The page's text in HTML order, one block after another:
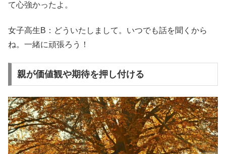
て心強かったよ。
女子高生B：どういたしまして。いつでも話を聞くから
ね。一緒に頑張ろう！
親が価値観や期待を押し付ける